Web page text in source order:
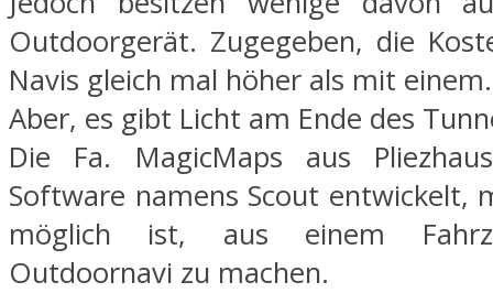
Outdoorgerät. Zugegeben, die
Navis gleich mal höher als mit einem.
Aber, es gibt Licht am Ende des
Die Fa. MagicMaps aus
Software namens Scout entwickelt,
möglich ist, aus einem
Outdoornavi zu machen.